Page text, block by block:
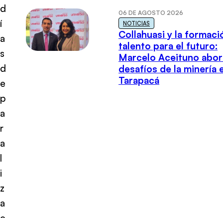
d
í
a
s
d
e
p
a
r
a
l
i
z
a
06 DE AGOSTO 2026
NOTICIAS
Collahuasi y la
talento para el futuro:
Marcelo Aceituno
desafíos de la minería
Tarapacá